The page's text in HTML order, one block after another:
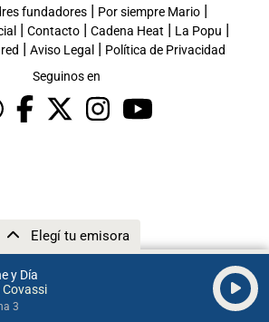
y Día
Covassi
3
Elegí tu emisora
fundadores| Por siempre Mario|
| Contacto| Cadena Heat | La Popu |
| Aviso Legal | Política de Privacidad
Seguinos en